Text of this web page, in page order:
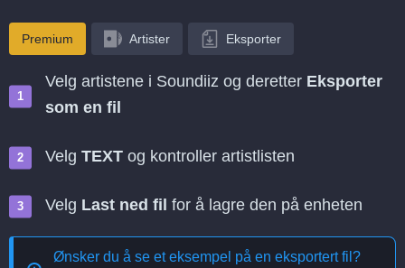
Premium Artister Eksporter
Velg artistene i Soundiiz og deretter Eksporter
som en fil
Velg TEXT og kontroller artistlisten
Velg Last ned fil for å lagre den på enheten
Ønsker du å se et eksempel på en eksportert fil?